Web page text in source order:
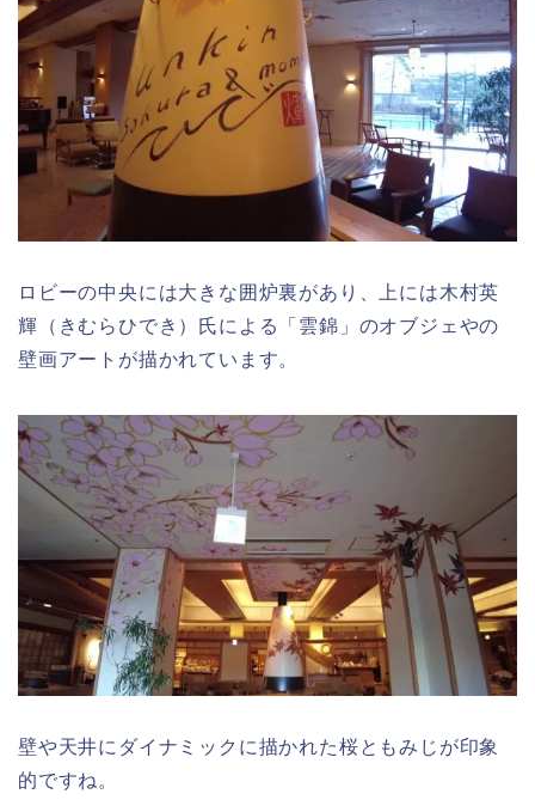
ロビーの中央には大きな囲炉裏があり、上には木村英
輝（きむらひでき）氏による「雲錦」のオブジェやの
壁画アートが描かれています。
壁や天井にダイナミックに描かれた桜ともみじが印象
的ですね。